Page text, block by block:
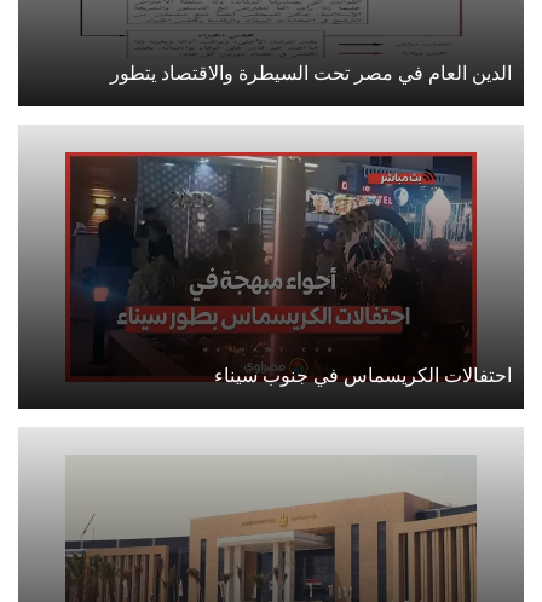
الدين العام في مصر تحت السيطرة والاقتصاد يتطور
احتفالات الكريسماس في جنوب سيناء